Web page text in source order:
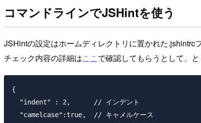
コマンドラインでJSHintを使う
JSHintの設定はホームディレクトリに置かれた.jshintrc
チェック内容の詳細はここで確認してもらうとして、
{
  "indent" : 2,      // インデント
  "camelcase":true,  // キャメルケース